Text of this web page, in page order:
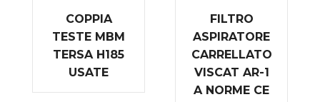
COPPIA
TESTE MBM
TERSA H185
USATE
FILTRO
ASPIRATORE
CARRELLATO
VISCAT AR-1
A NORME CE